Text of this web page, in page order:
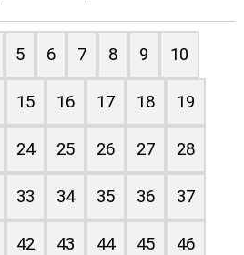
5 6 7 8 9 10
15 16 17 18 19
24 25 26 27 28
33 34 35 36 37
42 43 44 45 46